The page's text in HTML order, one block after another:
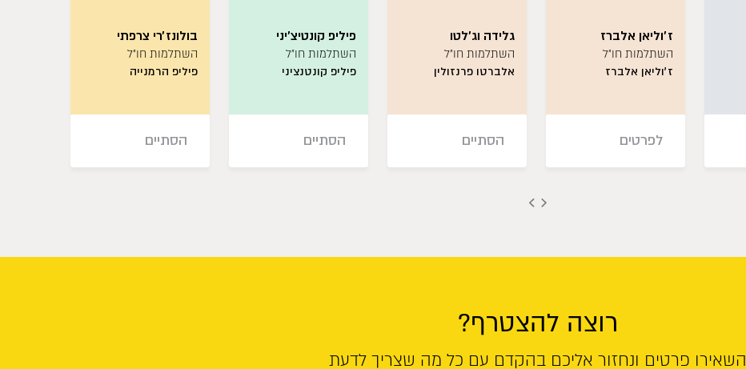
ז׳וליאן אלברז
השתלמות חו״ל
ז׳וליאן אלברז
לפרטים
גלידה וג׳לטו
השתלמות חו״ל
אלברטו פרנזולין
הסתיים
פיליפ קונטיצ׳יני
השתלמות חו״ל
פיליפ קונטנציני
הסתיים
בולונז׳רי צרפתי
השתלמות חו״ל
פיליפ הרמנייה
הסתיים
רוצה להצטרף?
השאירו פרטים ונחזור אליכם בהקדם עם כל מה שצריך לדעת